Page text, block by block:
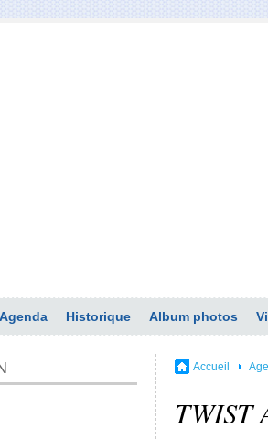
Agenda Historique Album photos
Accueil
TWIST